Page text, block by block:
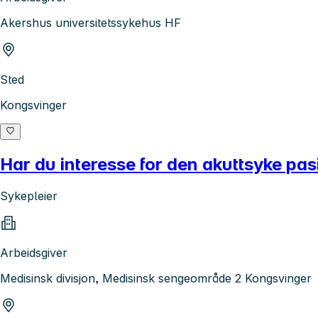
Akershus universitetssykehus HF
Sted
Kongsvinger
Har du interesse for den akuttsyke
Sykepleier
Arbeidsgiver
Medisinsk divisjon, Medisinsk sengeområde 2 Kongsvinger